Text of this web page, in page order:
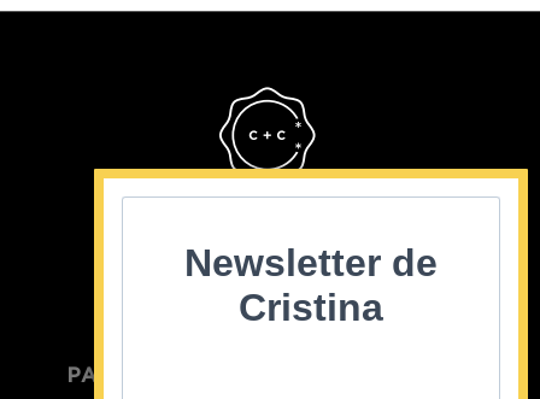
PARTICULIER
Newsletter de
Cristina